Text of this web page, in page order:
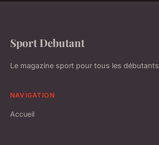
Sport Debutant
Le magazine sport pour tous les débutants
NAVIGATION
Accueil